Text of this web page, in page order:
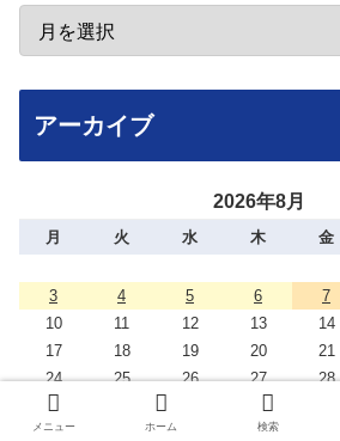
アーカイブ
2026年8月
月 火 水 木 金
3
4 5 6 7
10
11 12 13 14
17
18 19 20 21
24
25 26 27 28
31
メニュー ホーム 検索